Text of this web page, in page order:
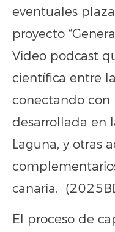
eventuales
proyecto
Video podcast
científica entre
conectando con
desarrollada en
Laguna, y otras
canaria.
El proceso de